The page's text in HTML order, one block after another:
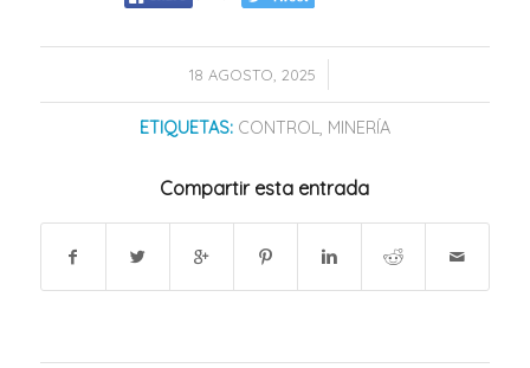
18 AGOSTO, 2025
/
ETIQUETAS: CONTROL, MINERÍA
Compartir esta entrada